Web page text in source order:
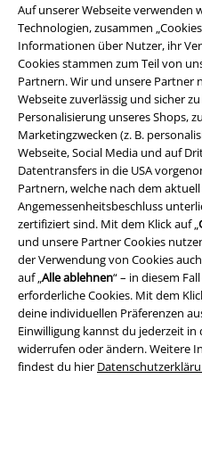
Auf unserer Webseite verwenden
Technologien, zusammen
Informationen über Nutzer, ihr
Cookies stammen zum Teil von
Partnern. Wir und unsere Partner
Webseite zuverlässig und sicher
Personalisierung unseres Shops,
Marketingzwecken (z. B.
Webseite, Social Media und auf
Datentransfers in die USA
Partnern, welche nach dem
Angemessenheitsbeschluss
zertifiziert sind. Mit dem Klick auf „
und unsere Partner Cookies
der Verwendung von Cookies
auf „Alle ablehnen“ – in diesem
erforderliche Cookies. Mit dem
deine individuellen Präferenzen
Einwilligung kannst du jederzeit in
widerrufen oder ändern. Weitere
findest du hier
Rechtliches
AGB
Impressum
Datenschutz
Entsorgung und Umweltschutz
Konformitätserklärung
Information zur Barrierefreiheit
Cookie-Einstellungen